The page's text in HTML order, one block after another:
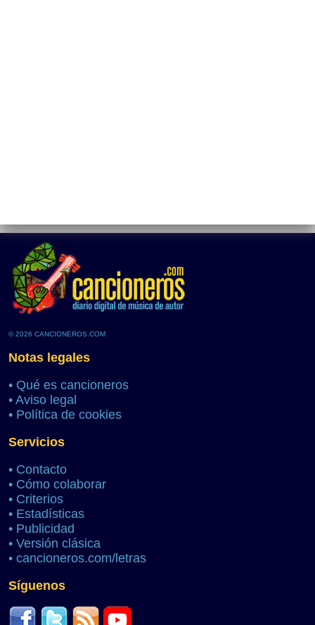
© 2026 CANCIONEROS.COM
Notas legales
• Qué es cancioneros
• Aviso legal
• Política de cookies
Servicios
• Contacto
• Cómo colaborar
• Criterios
• Estadísticas
• Publicidad
• Versión clásica
• cancioneros.com/letras
Síguenos